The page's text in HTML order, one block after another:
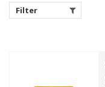
Filter